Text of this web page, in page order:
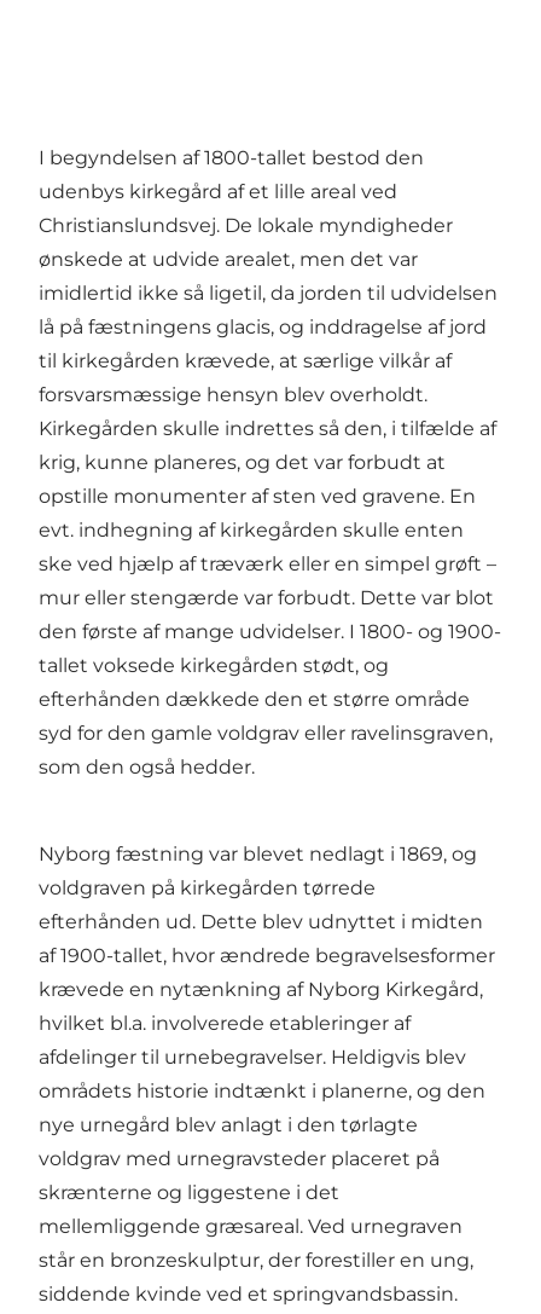
I begyndelsen af 1800-tallet bestod den
udenbys kirkegård af et lille areal ved
Christianslundsvej. De lokale myndigheder
ønskede at udvide arealet, men det var
imidlertid ikke så ligetil, da jorden til udvidelsen
lå på fæstningens glacis, og inddragelse af jord
til kirkegården krævede, at særlige vilkår af
forsvarsmæssige hensyn blev overholdt.
Kirkegården skulle indrettes så den, i tilfælde af
krig, kunne planeres, og det var forbudt at
opstille monumenter af sten ved gravene. En
evt. indhegning af kirkegården skulle enten
ske ved hjælp af træværk eller en simpel grøft –
mur eller stengærde var forbudt. Dette var blot
den første af mange udvidelser. I 1800- og 1900-
tallet voksede kirkegården stødt, og
efterhånden dækkede den et større område
syd for den gamle voldgrav eller ravelinsgraven,
som den også hedder.
Nyborg fæstning var blevet nedlagt i 1869, og
voldgraven på kirkegården tørrede
efterhånden ud. Dette blev udnyttet i midten
af 1900-tallet, hvor ændrede begravelsesformer
krævede en nytænkning af Nyborg Kirkegård,
hvilket bl.a. involverede etableringer af
afdelinger til urnebegravelser. Heldigvis blev
områdets historie indtænkt i planerne, og den
nye urnegård blev anlagt i den tørlagte
voldgrav med urnegravsteder placeret på
skrænterne og liggestene i det
mellemliggende græsareal. Ved urnegraven
står en bronzeskulptur, der forestiller en ung,
siddende kvinde ved et springvandsbassin.